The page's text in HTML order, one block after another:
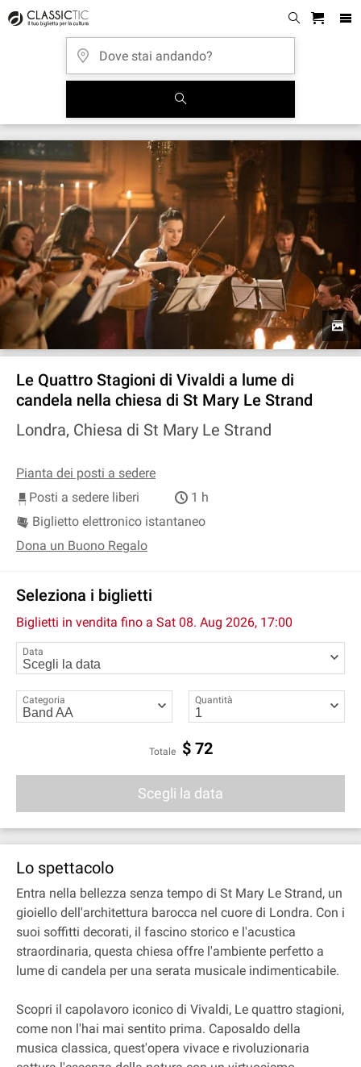
Le Quattro Stagioni di Vivaldi a lume di
candela nella chiesa di St Mary Le Strand
Londra, Chiesa di St Mary Le Strand
Pianta dei posti a sedere
Posti a sedere liberi
1 h
Biglietto elettronico istantaneo
Dona un Buono Regalo
Seleziona i biglietti
Biglietti in vendita fino a Sat 08. Aug 2026, 17:00
Data
Categoria Quantità
Totale $ 72
Scegli la data
Lo spettacolo
Entra nella bellezza senza tempo di St Mary Le Strand, un
gioiello dell'architettura barocca nel cuore di Londra. Con i
suoi soffitti decorati, il fascino storico e l'acustica
straordinaria, questa chiesa offre l'ambiente perfetto a
lume di candela per una serata musicale indimenticabile.
Scopri il capolavoro iconico di Vivaldi, Le quattro stagioni,
come non l'hai mai sentito prima. Caposaldo della
musica classica, quest'opera vivace e rivoluzionaria